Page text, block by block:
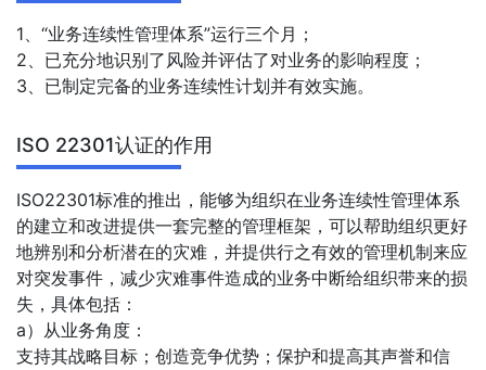
1、“业务连续性管理体系”运行三个月；
2、已充分地识别了风险并评估了对业务的影响程度；
3、已制定完备的业务连续性计划并有效实施。
ISO 22301认证的作用
ISO22301标准的推出，能够为组织在业务连续性管理体系
的建立和改进提供一套完整的管理框架，可以帮助组织更好
地辨别和分析潜在的灾难，并提供行之有效的管理机制来应
对突发事件，减少灾难事件造成的业务中断给组织带来的损
失，具体包括：
a）从业务角度：
支持其战略目标；创造竞争优势；保护和提高其声誉和信